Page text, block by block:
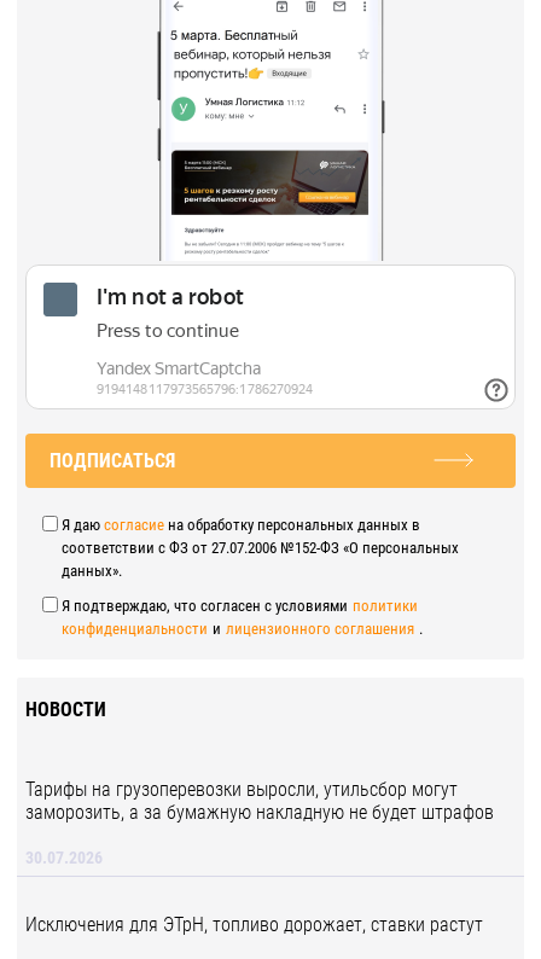
ПОДПИСАТЬСЯ
Я даю согласие на обработку персональных данных в
соответствии с ФЗ от 27.07.2006 №152-ФЗ «О персональных
данных».
Я подтверждаю, что согласен с условиями политики
конфиденциальности и лицензионного соглашения .
НОВОСТИ
Тарифы на грузоперевозки выросли, утильсбор могут
заморозить, а за бумажную накладную не будет штрафов
30.07.2026
Исключения для ЭТрН, топливо дорожает, ставки растут